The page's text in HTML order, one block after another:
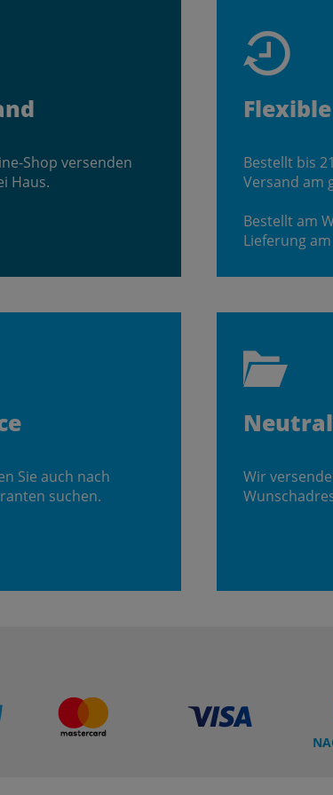
Shop versenden
Haus.
Bestellt bis
Versand am
Bestellt am
Lieferung
Sie auch nach
suchen.
Wir